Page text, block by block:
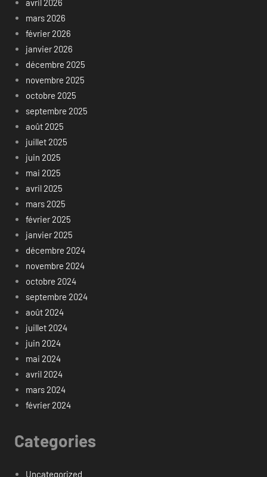
avril 2026
mars 2026
février 2026
janvier 2026
décembre 2025
novembre 2025
octobre 2025
septembre 2025
août 2025
juillet 2025
juin 2025
mai 2025
avril 2025
mars 2025
février 2025
janvier 2025
décembre 2024
novembre 2024
octobre 2024
septembre 2024
août 2024
juillet 2024
juin 2024
mai 2024
avril 2024
mars 2024
février 2024
Categories
Uncategorized